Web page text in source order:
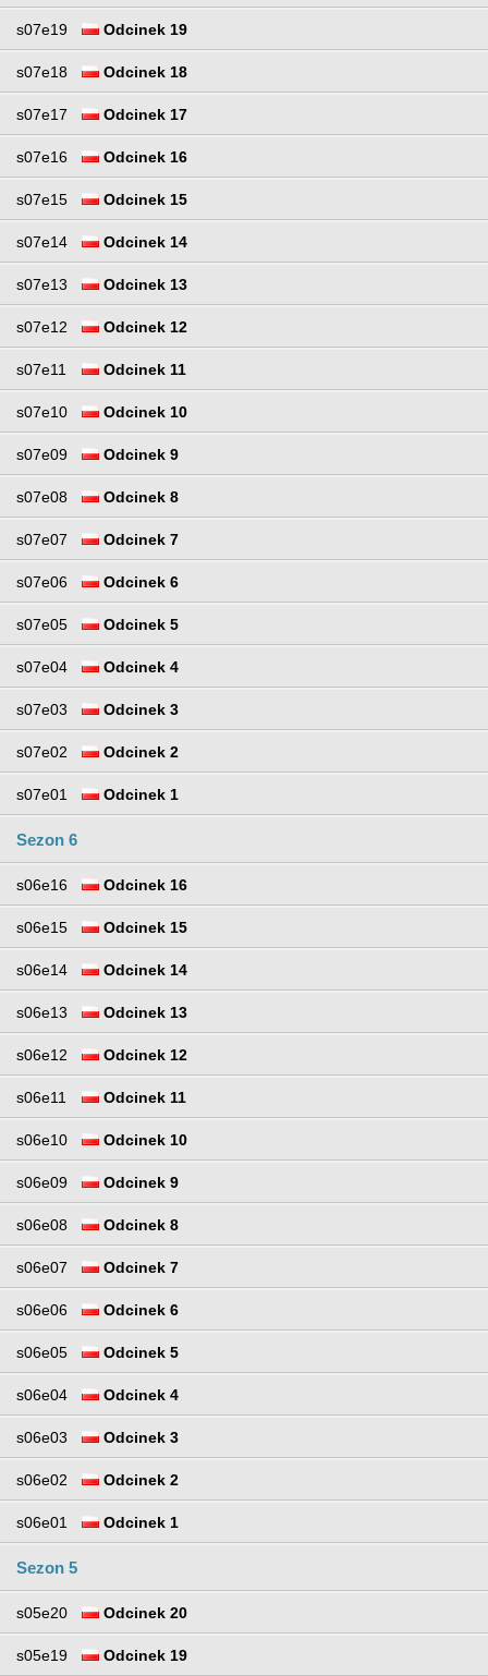
s07e19 Odcinek 19
s07e18 Odcinek 18
s07e17 Odcinek 17
s07e16 Odcinek 16
s07e15 Odcinek 15
s07e14 Odcinek 14
s07e13 Odcinek 13
s07e12 Odcinek 12
s07e11 Odcinek 11
s07e10 Odcinek 10
s07e09 Odcinek 9
s07e08 Odcinek 8
s07e07 Odcinek 7
s07e06 Odcinek 6
s07e05 Odcinek 5
s07e04 Odcinek 4
s07e03 Odcinek 3
s07e02 Odcinek 2
s07e01 Odcinek 1
Sezon 6
s06e16 Odcinek 16
s06e15 Odcinek 15
s06e14 Odcinek 14
s06e13 Odcinek 13
s06e12 Odcinek 12
s06e11 Odcinek 11
s06e10 Odcinek 10
s06e09 Odcinek 9
s06e08 Odcinek 8
s06e07 Odcinek 7
s06e06 Odcinek 6
s06e05 Odcinek 5
s06e04 Odcinek 4
s06e03 Odcinek 3
s06e02 Odcinek 2
s06e01 Odcinek 1
Sezon 5
s05e20 Odcinek 20
s05e19 Odcinek 19